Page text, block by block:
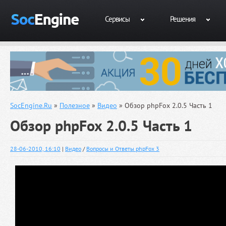
Сервисы Решения
SocEngine.Ru » Полезное » Видео » Обзор phpFox 2.0.5 Часть 1
Обзор phpFox 2.0.5 Часть 1
28-06-2010, 16:10 | Видео / Вопросы и Ответы phpFox 3